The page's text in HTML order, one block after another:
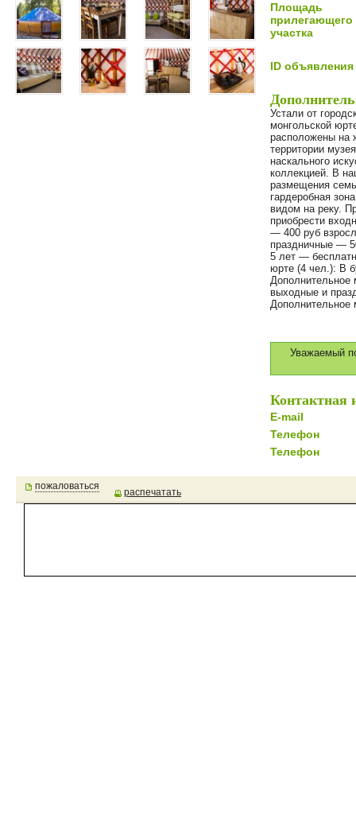
Площадь
прилегающего
участка
ID объявления
Устали от
монгольской
расположены на
территории
наскального
коллекцией. В
размещения
гардеробная
видом на реку.
приобрести
— 400 руб
праздничные —
5 лет —
юрте (4 чел.): В
Дополнительное
выходные и
Дополнительное
Уважаемый
Контактная
E-mail
Телефон
Телефон
распечатать
пожаловаться